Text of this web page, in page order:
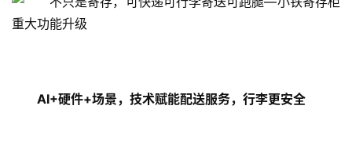
AI+硬件+场景，技术赋能配送服务，行李更安全